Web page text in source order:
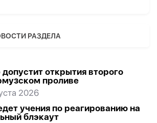
РАЗДЕЛА
открытия второго
проливе
2026
учения по реагированию на
блэкаут